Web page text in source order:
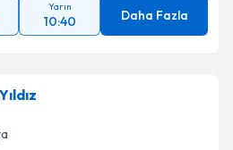
Yarın
10:40 Daha Fazla